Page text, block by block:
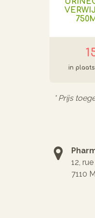
* Prijs
12,
7110